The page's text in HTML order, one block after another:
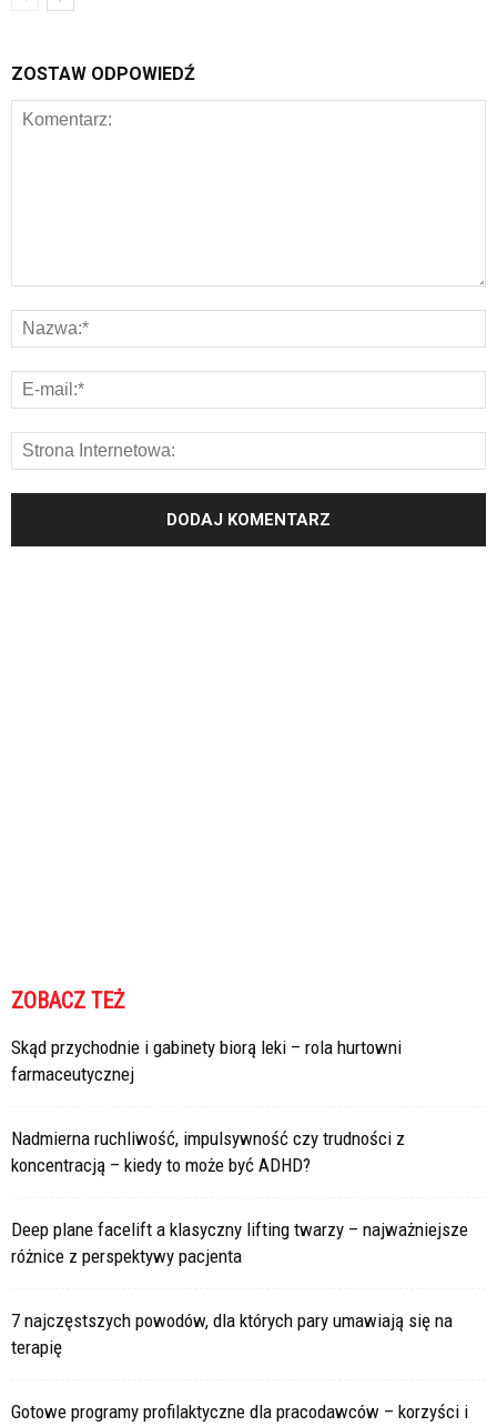
ZOSTAW ODPOWIEDŹ
ZOBACZ TEŻ
Skąd przychodnie i gabinety biorą leki – rola hurtowni
farmaceutycznej
Nadmierna ruchliwość, impulsywność czy trudności z
koncentracją – kiedy to może być ADHD?
Deep plane facelift a klasyczny lifting twarzy – najważniejsze
różnice z perspektywy pacjenta
7 najczęstszych powodów, dla których pary umawiają się na
terapię
Gotowe programy profilaktyczne dla pracodawców – korzyści i